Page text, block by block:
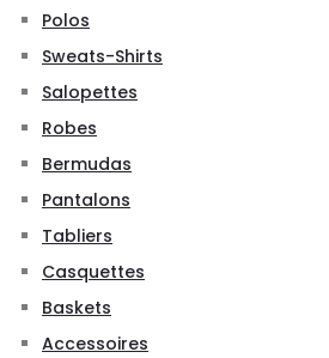
Polos
Sweats-Shirts
Salopettes
Robes
Bermudas
Pantalons
Tabliers
Casquettes
Baskets
Accessoires